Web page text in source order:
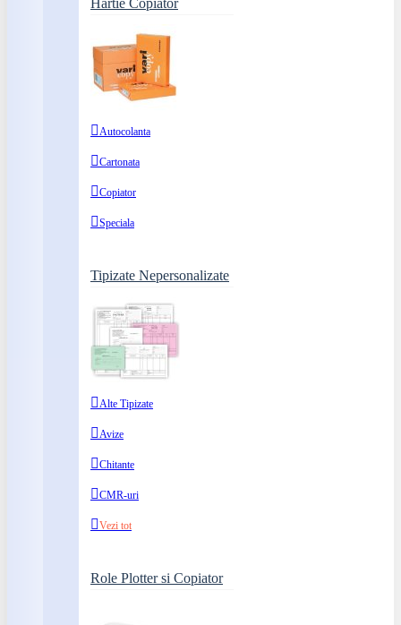
Hartie Copiator
Autocolanta
Cartonata
Copiator
Speciala
Tipizate Nepersonalizate
Alte Tipizate
Avize
Chitante
CMR-uri
Vezi tot
Role Plotter si Copiator